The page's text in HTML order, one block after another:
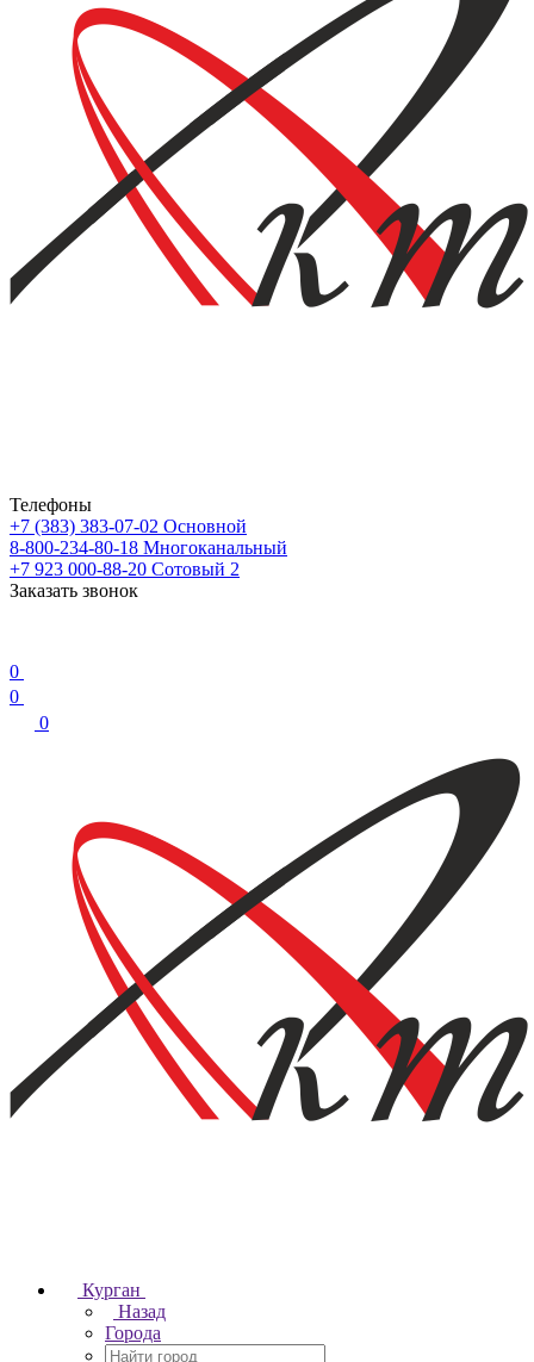
Телефоны
+7 (383) 383-07-02 Основной
8-800-234-80-18 Многоканальный
+7 923 000-88-20 Сотовый 2
Заказать звонок
0
0
0
Курган
Назад
Города